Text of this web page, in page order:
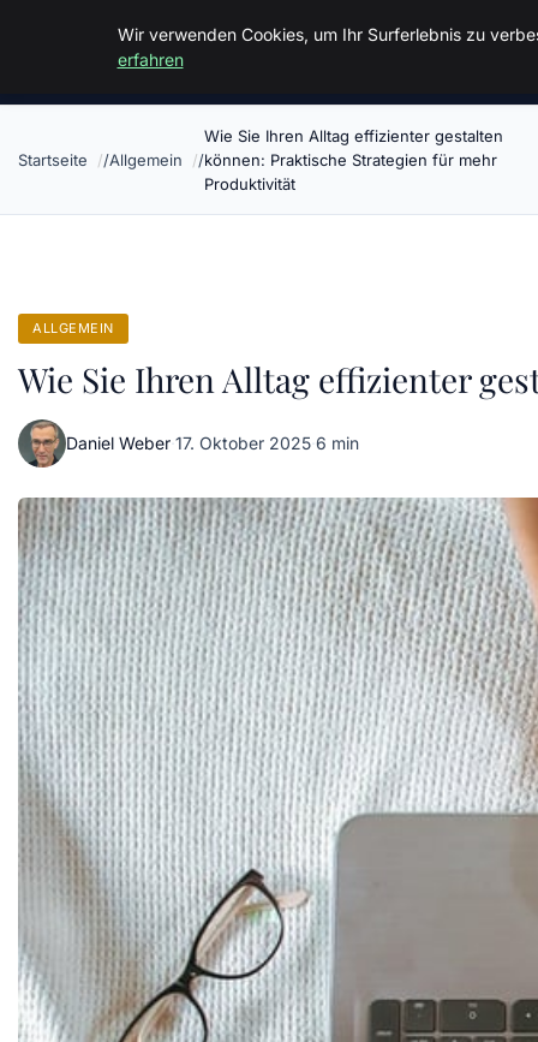
Malzminden
Startseite Allgemein
Wie Sie Ihren Alltag effizienter gestalten
können: Praktische Strategien für mehr
Produktivität
ALLGEMEIN
Wie Sie Ihren Alltag effizienter
Daniel Weber·17. Oktober 2025·6 min
Wir verwenden Cookies, um Ihr Surferlebnis zu
erfahren